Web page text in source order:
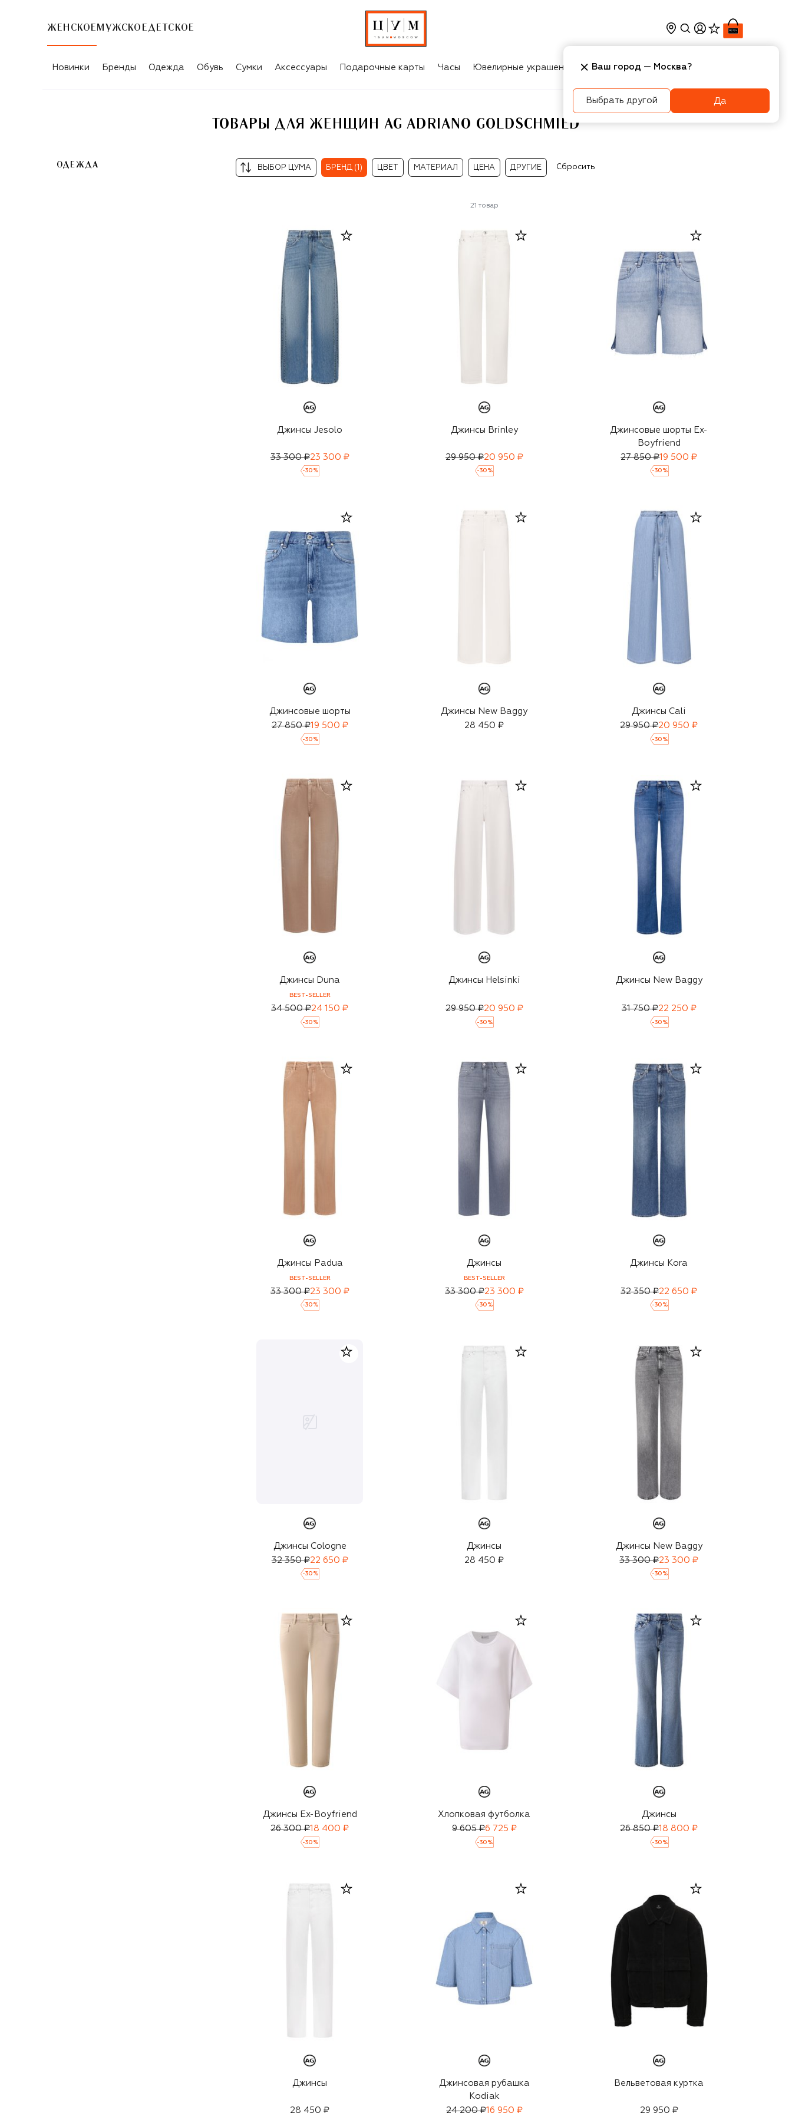
ЖЕНСКОЕ МУЖСКОЕ ДЕТСКОЕ
ТОВАРЫ ДЛЯ ЖЕНЩИН AG ADRIANO GOLDSCHMIED
Новинки Бренды Одежда Обувь Сумки Аксессуары Подарочные карты Часы Ювелирные украшения Косметика Интерьер
ТОВАРЫ ДЛЯ ЖЕНЩИН AG ADRIANO GOLDSCHMIED
ОДЕЖДА ВЫБОР ЦУМА БРЕНД (1) ЦВЕТ МАТЕРИАЛ ЦЕНА ДРУГИЕ Сбросить
21 товар
Джинсы Jesolo
33 300 ₽23 300 ₽
-30 %
Джинсы Brinley
29 950 ₽20 950 ₽
-30 %
Джинсовые шорты Ex-
Boyfriend
27 850 ₽19 500 ₽
-30 %
Джинсовые шорты
27 850 ₽19 500 ₽
-30 %
Джинсы New Baggy
28 450 ₽
Джинсы Cali
29 950 ₽20 950 ₽
-30 %
Джинсы Duna
BEST-SELLER
34 500 ₽24 150 ₽
-30 %
Джинсы Helsinki
29 950 ₽20 950 ₽
-30 %
Джинсы New Baggy
31 750 ₽22 250 ₽
-30 %
Джинсы Padua
BEST-SELLER
33 300 ₽23 300 ₽
-30 %
Джинсы
BEST-SELLER
33 300 ₽23 300 ₽
-30 %
Джинсы Kora
32 350 ₽22 650 ₽
-30 %
Джинсы Cologne
32 350 ₽22 650 ₽
-30 %
Джинсы
28 450 ₽
Джинсы New Baggy
33 300 ₽23 300 ₽
-30 %
Джинсы Ex-Boyfriend
26 300 ₽18 400 ₽
-30 %
Хлопковая футболка
9 605 ₽6 725 ₽
-30 %
Джинсы
26 850 ₽18 800 ₽
-30 %
Джинсы
28 450 ₽
Джинсовая рубашка
Kodiak
24 200 ₽16 950 ₽
Вельветовая куртка
29 950 ₽
Ваш город — Москва?
Выбрать другой Да